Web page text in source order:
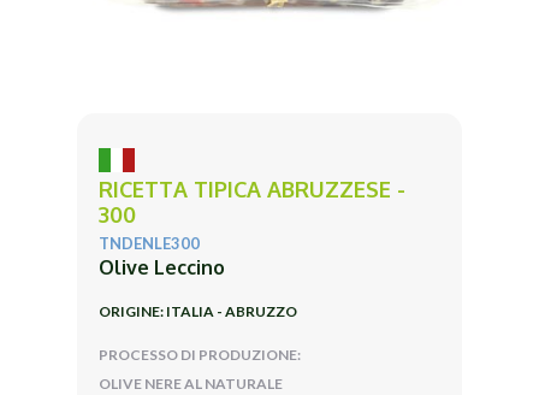
RICETTA TIPICA ABRUZZESE -
300
TNDENLE300
Olive Leccino
ORIGINE: ITALIA - ABRUZZO
PROCESSO DI PRODUZIONE:
OLIVE NERE AL NATURALE